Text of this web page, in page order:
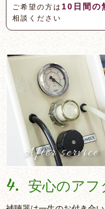
ご希望の方は 10日間の
相談ください
4. 安心のアフ